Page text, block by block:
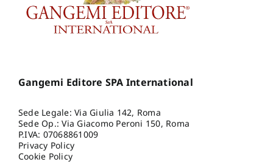
Gangemi Editore SPA International
Sede Legale: Via Giulia 142, Roma
Sede Op.: Via Giacomo Peroni 150, Roma
P.IVA: 07068861009
Privacy Policy
Cookie Policy